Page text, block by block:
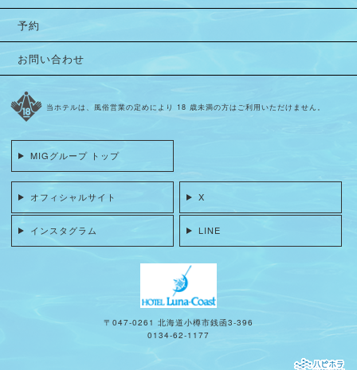
予約
お問い合わせ
当ホテルは、風俗営業の定めにより 18 歳未満の方はご利用いただけません。
MIGグループ トップ
オフィシャルサイト X
インスタグラム LINE
〒047-0261 北海道小樽市銭函3-396
0134-62-1177